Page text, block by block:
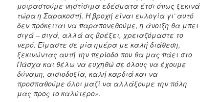
μοιραστούμε νηστίσιμα εδέσματα έτσι όπως ξεκινά
τώρα η Σαρακοστή. Η βροχή είναι ευλογία γι’ αυτό
δεν πρόκειται να παραπονεθούμε, η άνοιξη θα μπει
σιγά – σιγά, αλλά ας βρέξει, χρειαζόμαστε το
νερό. Είμαστε σε μία ημέρα με καλή διάθεση,
ξεκινώντας αυτή την περίοδο που θα μας πάει στο
Πάσχα και θέλω να ευχηθώ σε όλους να έχουμε
δύναμη, αισιοδοξία, καλή καρδιά και να
προσπαθούμε όλοι μαζί να αλλάξουμε την πόλη
μας προς το καλύτερο».